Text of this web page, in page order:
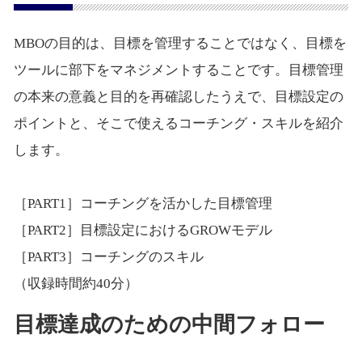
MBOの目的は、目標を管理することではなく、目標を
ツールに部下をマネジメントすることです。目標管理
の本来の意義と目的を再確認したうえで、目標設定の
ポイントと、そこで使えるコーチング・スキルを紹介
します。
［PART1］コーチングを活かした目標管理
［PART2］目標設定におけるGROWモデル
［PART3］コーチングのスキル
（収録時間約40分）
目標達成のための中間フォロー